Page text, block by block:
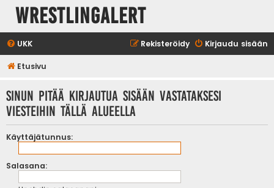
WrestlingAlert
UKK Kirjaudu sisään
Rekisteröidy
Etusivu
Sinun pitää kirjautua sisään vastataksesi
viesteihin tällä alueella
Käyttäjätunnus:
Salasana: